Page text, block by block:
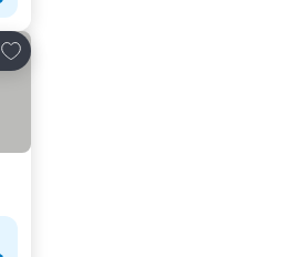
Přidat na seznam oblíbených hotelů